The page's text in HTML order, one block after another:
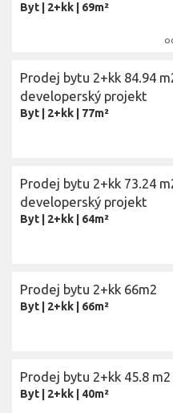
Byt 2+kk 69m²
Prodej bytu 2+kk 84.94
developerský projekt
Byt 2+kk 77m²
Prodej bytu 2+kk 73.24
developerský projekt
Byt 2+kk 64m²
Prodej bytu 2+kk 66m2
Byt 2+kk 66m²
Prodej bytu 2+kk 45.8
Byt 2+kk 40m²